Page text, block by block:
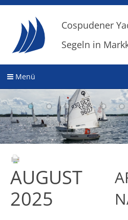
Cospudener
Segeln in
Menü
AUGUST
2025